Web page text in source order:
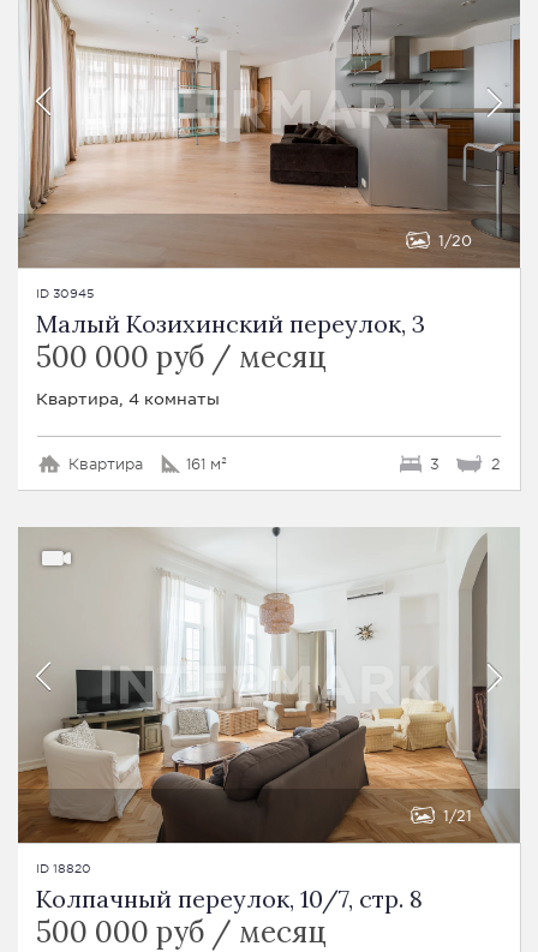
1 20
ID 30945
Малый Козихинский переулок, 3
500 000 руб / месяц
Квартира, 4 комнаты
Квартира 161 м² 3 2
1 21
ID 18820
Колпачный переулок, 10/7, стр. 8
500 000 руб / месяц